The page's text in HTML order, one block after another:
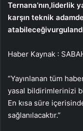
Ternana’nın,liderlik
karşın teknik adam
atabileceği
Haber Kaynak :
“Yayınlanan tüm
yasal bildirimlerinizi
En kısa süre
sağlanılacaktır.”